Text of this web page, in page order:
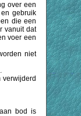
over een
gebruik
die een
vanuit dat
voer een
niet
bod is